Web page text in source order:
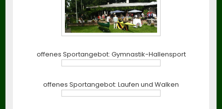
offenes Sportangebot: Gymnastik-Hallensport
offenes Sportangebot: Laufen und Walken